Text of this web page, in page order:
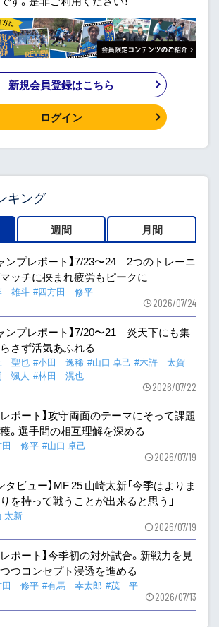
新規会員登録はこちら
ログイン
キング
週間 月間
ンプレポート】7/23〜24 2つのトレーニ
ッチに挟まれ疲労もピークに
雄斗 #四方田 修平
2026/07/24
ンプレポート】7/20〜21 炎天下にも集
さず活気あふれる
聖也 #小田 逸稀 #山口 卓己 #木許 太賀
颯人 #林田 滉也
2026/07/22
レポート】攻守両面のテーマにそって課題
。選手間の相互理解を深める
田 修平 #山口 卓己
2026/07/19
タビュー】MF 25 山崎太新「今季はよりま
を持って戦うことが出来ると思う」
太新
2026/07/19
レポート】今季初の対外試合。新戦力を見
つコンセプト浸透を進める
田 修平 #有馬 幸太郎 #茂 平
2026/07/13